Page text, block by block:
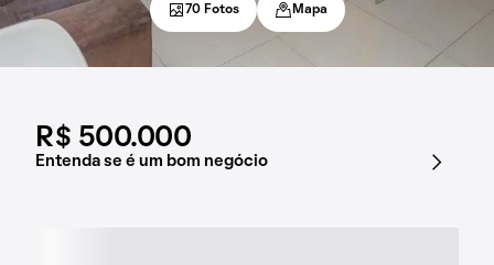
R$ 500.000
Entenda se é um bom negócio
70 Fotos Mapa